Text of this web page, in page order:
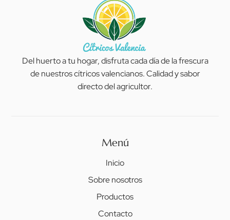
Del huerto a tu hogar, disfruta cada día de la frescura
de nuestros cítricos valencianos. Calidad y sabor
directo del agricultor.
Menú
Inicio
Sobre nosotros
Productos
Contacto